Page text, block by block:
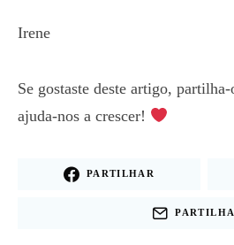
Irene
Se gostaste deste artigo,
ajuda-nos a crescer!
PARTILHAR